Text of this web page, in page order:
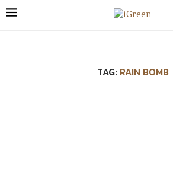
TAG: RAIN BOMB